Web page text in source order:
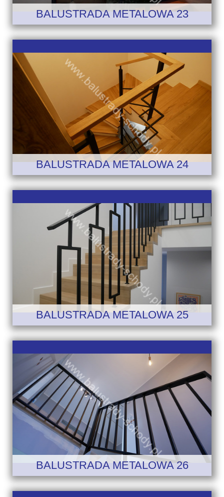
BALUSTRADA METALOWA 23
BALUSTRADA METALOWA 24
BALUSTRADA METALOWA 25
BALUSTRADA METALOWA 26